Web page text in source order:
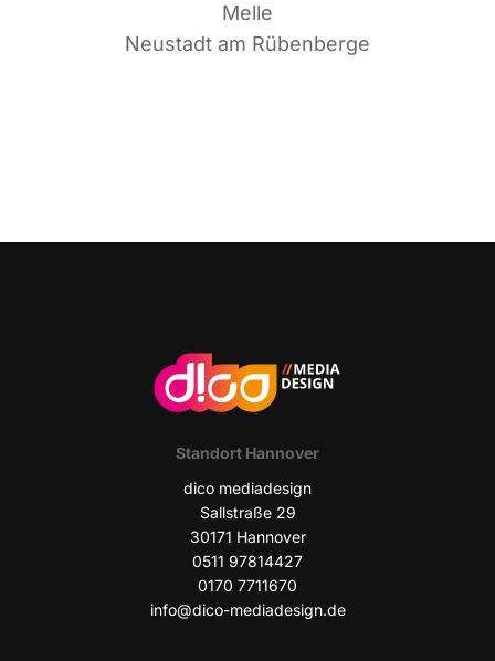
Melle
Neu­stadt am Rübenberge
Stand­ort Hannover
dico media­de­sign
Sall­stra­ße 29
30171 Han­no­ver
0511 97814427
0170 7711670
info@dico-mediadesign.de